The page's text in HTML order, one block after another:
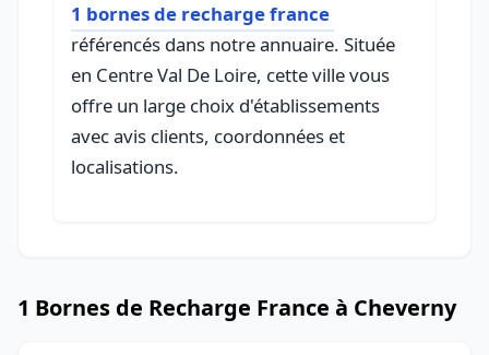
1 bornes de recharge france
référencés dans notre annuaire. Située
en Centre Val De Loire, cette ville vous
offre un large choix d'établissements
avec avis clients, coordonnées et
localisations.
1 Bornes de Recharge France à Cheverny